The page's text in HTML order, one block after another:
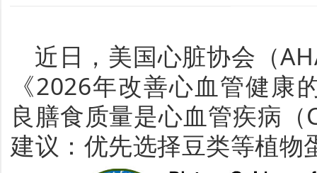
近日，美国心脏协会（
《2026年改善心血管健康
良膳食质量是心血管疾病
建议：优先选择豆类等植物